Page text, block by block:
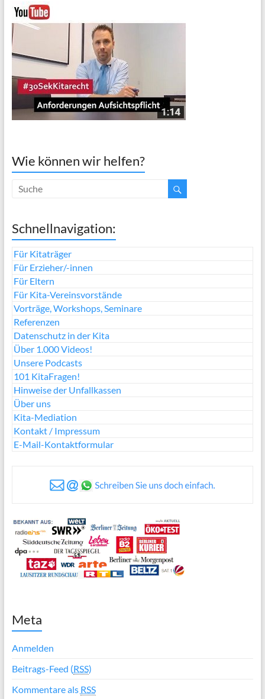
Wie können wir helfen?
Schnellnavigation:
Für Kitaträger
Für Erzieher/-innen
Für Eltern
Für Kita-Vereinsvorstände
Vorträge, Workshops, Seminare
Referenzen
Datenschutz in der Kita
Über 1.000 Videos!
Unsere Podcasts
101 KitaFragen!
Hinweise der Unfallkassen
Über uns
Kita-Mediation
Kontakt / Impressum
E-Mail-Kontaktformular
Meta
Anmelden
Beitrags-Feed (RSS)
Kommentare als RSS